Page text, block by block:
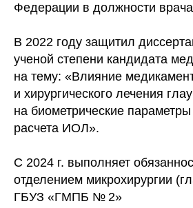
Федерации в должности
В 2022 году защитил
ученой степени кандидата
на тему: «Влияние
и хирургического лечения
на биометрические параметры
расчета ИОЛ».
C 2024 г. выполняет
отделением микрохирургии
ГБУЗ «ГМПБ № 2»